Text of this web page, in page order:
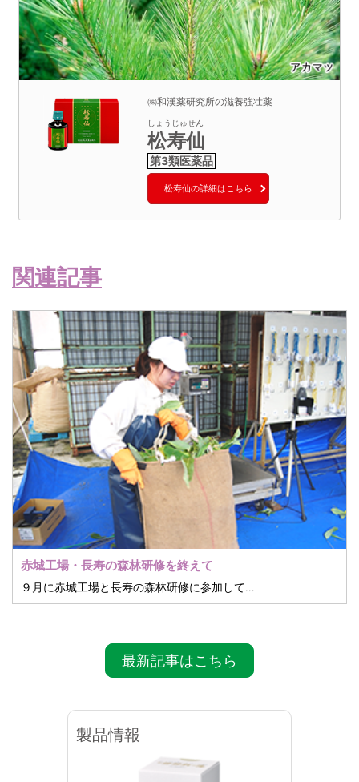
㈱和漢薬研究所の滋養強壮薬
しょうじゅせん
松寿仙
松寿仙の詳細はこちら
関連記事
赤城工場・長寿の森林研修を終えて
９月に赤城工場と長寿の森林研修に参加してきました。
最新記事はこちら
製品情報